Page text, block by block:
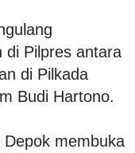
di Pilpres antara
di Pilkada
Budi Hartono.
membuka